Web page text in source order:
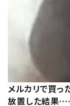
メルカリで買っ
放置した結果